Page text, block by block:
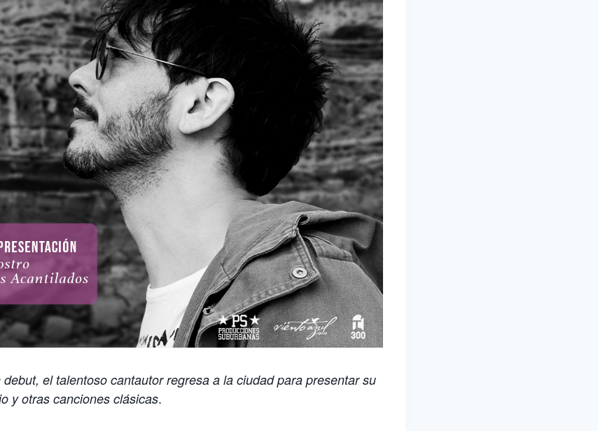
el talentoso cantautor regresa a la ciudad para presentar su
y otras canciones clásicas.